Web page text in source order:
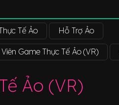
Tế Ảo Hỗ Trợ Ảo
Game Thực Tế Ảo (VR)
Ảo (VR)